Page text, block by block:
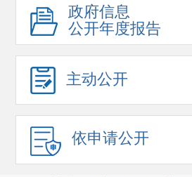
政府信息
公开年度报告
主动公开
依申请公开